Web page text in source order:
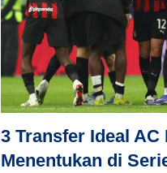
3 Transfer Ideal
Menentukan di